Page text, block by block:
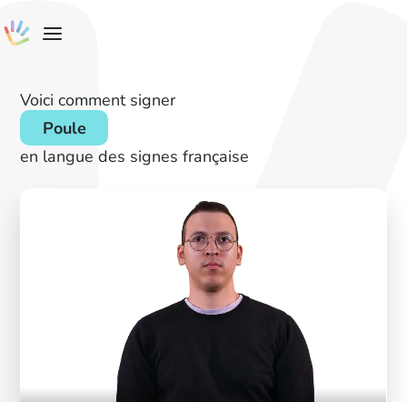
Voici comment signer
Poule
en langue des signes française